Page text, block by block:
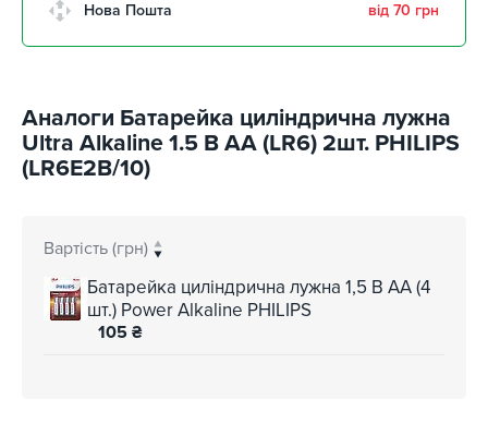
Клинцівський авторинок
м. Київ, вул. Остафія
Дашкевича, 15
забрати 12 серпня
Нова Пошта від 70 грн
Аналоги Батарейка циліндрична лужна
Ultra Alkaline 1.5 В AA (LR6) 2шт. PHILIPS
(LR6E2B/10)
Вартість (грн)
Батарейка циліндрична лужна 1,5 В AA (4
шт.) Power Alkaline PHILIPS
105 ₴